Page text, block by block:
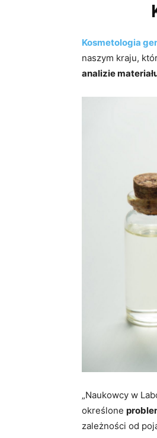
Kosmetologia
naszym kraju,
analizie
„Naukowcy w
określone
zależności od